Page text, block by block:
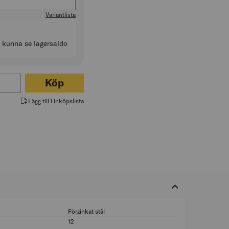
Variantlista
se lagersaldo
FÖRZINKAT STÅL
Köp
Lägg till i inköpslista
Förzinkat stål
12